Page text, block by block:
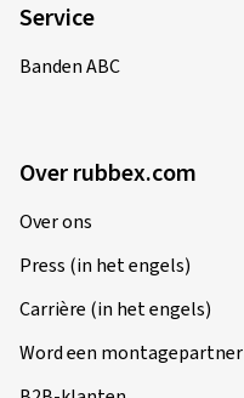
Service
Banden ABC
Over rubbex.com
Over ons
Press (in het engels)
Carrière (in het engels)
Word een montagepartner